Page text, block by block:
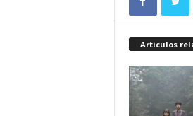
Artículos